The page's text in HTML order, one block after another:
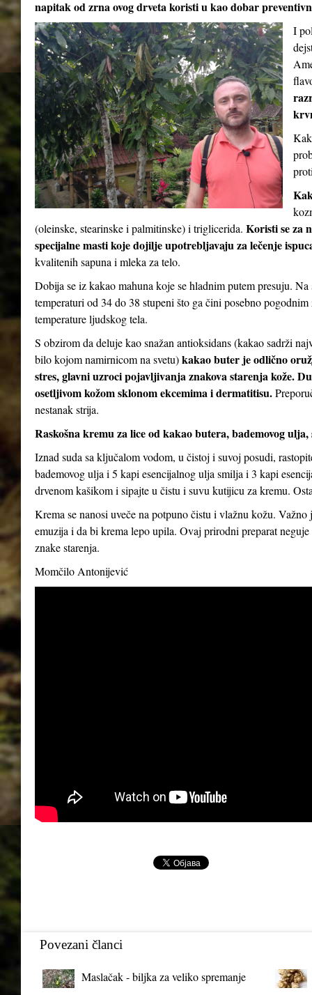
napitak od zrna ovog drveta koristi u kao dobar
I
(oleinske, stearinske i palmitinske) i triglicerida. Koristi se za
specijalne masti koje dojilje upotrebljavaju za lečenje
kvalitenih sapuna i mleka za telo.
Dobija se iz kakao mahuna koje se hladnim putem presuju.
temperaturi od 34 do 38 stupeni što ga čini posebno
temperature ljudskog tela.
S obzirom da deluje kao snažan antioksidans (kakao sadrži
bilo kojom namirnicom na svetu)kakao buter je odlično
stres, glavni uzroci pojavljivanja znakova starenja kože.
osetljivom kožom sklonom ekcemima i dermatitisu.
nestanak strija.
Raskošna kremu za lice od kakao butera, bademovog
Iznad suda sa ključalom vodom, u čistoj i suvoj posudi,
bademovog ulja i 5 kapi esencijalnog ulja smilja i 3 kapi
drvenom kašikom i sipajte u čistu i suvu kutijicu za kremu.
Krema se nanosi uveče na potpuno čistu i vlažnu kožu.
emuzija i da bi krema lepo upila. Ovaj prirodni preparat
znake starenja.
Momčilo Antonijević
Povezani članci
Maslačak - biljka za veliko spremanje